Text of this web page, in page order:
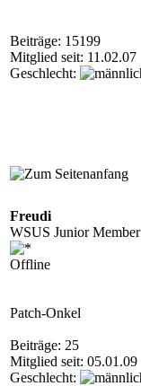
Beiträge: 15199
Mitglied seit: 11.02.07
Geschlecht:
Freudi
WSUS Junior Member
Offline
Patch-Onkel
Beiträge: 25
Mitglied seit: 05.01.09
Geschlecht: